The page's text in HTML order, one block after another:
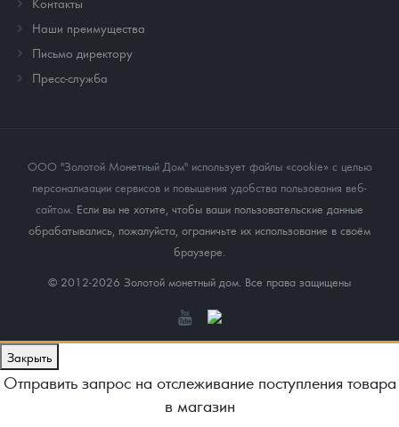
Наши преимущества
Письмо директору
Пресс-служба
ООО "Золотой Монетный Дом" использует файлы «cookie» с целью
персонализации сервисов и повышения удобства пользования веб-
сайтом . Если вы не хотите, чтобы ваши пользовательские данные
обрабатывались, пожалуйста, ограничьте их использование в своём
браузере.
© 2012-2026 Золотой монетный дом. Все права защищены
Закрыть
Отправить запрос на отслеживание поступления товара
в магазин